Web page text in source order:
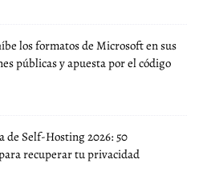
los formatos de Microsoft en sus
públicas y apuesta por el código
de Self-Hosting 2026: 50
recuperar tu privacidad